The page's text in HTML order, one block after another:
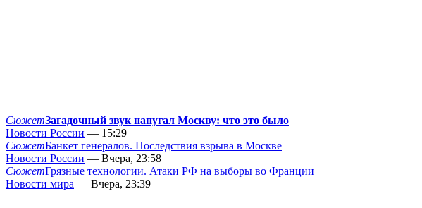
СюжетЗагадочный звук напугал Москву: что это было
Новости России — 15:29
СюжетБанкет генералов. Последствия взрыва в Москве
Новости России — Вчера, 23:58
СюжетГрязные технологии. Атаки РФ на выборы во Франции
Новости мира — Вчера, 23:39